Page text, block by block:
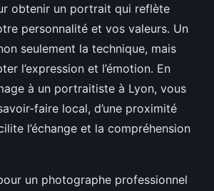
obtenir un portrait qui reflète
personnalité et vos valeurs. Un
seulement la technique, mais
l’expression et l’émotion. En
à un portraitiste à Lyon, vous
faire local, d’une proximité
l’échange et la compréhension
un photographe professionnel